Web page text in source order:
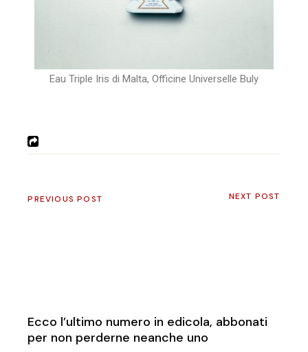
Eau Triple Iris di Malta, Officine Universelle Buly
PREVIOUS POST NEXT POST
Ecco l’ultimo numero in edicola, abbonati
per non perderne neanche uno